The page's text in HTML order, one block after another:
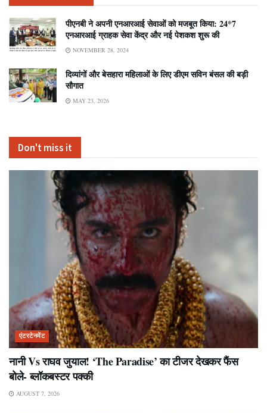
पीएनबी ने अपनी एनआरआई सेवाओं को मजबूत किया: 24*7
एनआरआई ग्राहक सेवा केंद्र और नई पेशकश शुरू की
NOVEMBER 28, 2024
दिव्यांगों और बेसहारा महिलाओं के लिए डीएम सविन बंसल की बड़ी
सौगात
MAY 23, 2026
Don't miss it
एंटरटेनमेंट
नानी Vs राघव जुयाल! ‘The Paradise’ का टीजर देखकर फैंस
बोले- ब्लॉकबस्टर पक्की
AUGUST 7, 2026